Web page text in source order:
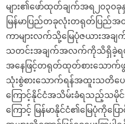
များ၏ဖော်ထုတ်ချက်အရ၂၀၃၀
မြန်မာပြည်တခုလုံးတရုတ်ပြည်အ
ကာများလက်သို့မြေပုံဇယားအ
သတင်းအချက်အလက်ကိုသိရှိခဲ့ရပါသ
အနေဖြင့်တရုတ်ထုတ်စားသောက်ဖွ
သုံးစွဲစားသောက်ရန်အထူးသတိပ
ကြောင့်နိုင်ငံအသိမ်းခံရသည့်သမို
ကြောင့် မြန်မာနိုင်ငံ၏မြေပုံကိုပ